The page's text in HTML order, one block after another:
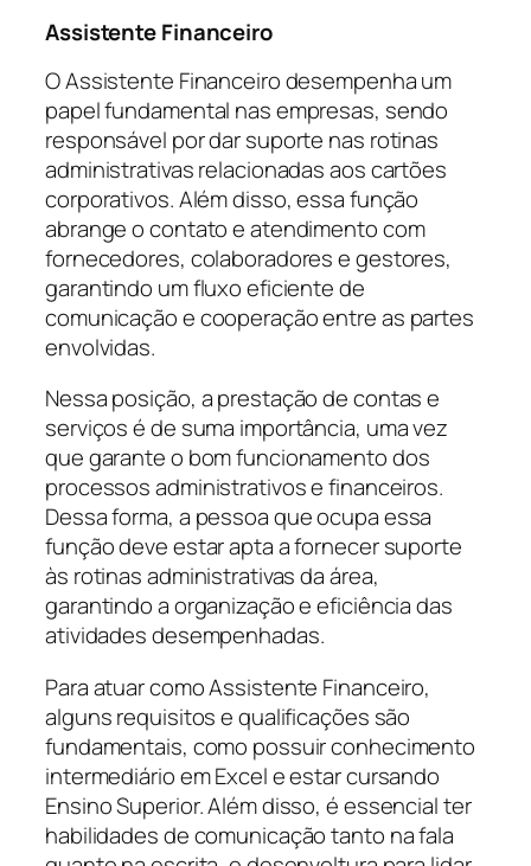
Assistente Financeiro
O Assistente Financeiro desempenha um
papel fundamental nas empresas, sendo
responsável por dar suporte nas rotinas
administrativas relacionadas aos cartões
corporativos. Além disso, essa função
abrange o contato e atendimento com
fornecedores, colaboradores e gestores,
garantindo um fluxo eficiente de
comunicação e cooperação entre as partes
envolvidas.
Nessa posição, a prestação de contas e
serviços é de suma importância, uma vez
que garante o bom funcionamento dos
processos administrativos e financeiros.
Dessa forma, a pessoa que ocupa essa
função deve estar apta a fornecer suporte
às rotinas administrativas da área,
garantindo a organização e eficiência das
atividades desempenhadas.
Para atuar como Assistente Financeiro,
alguns requisitos e qualificações são
fundamentais, como possuir conhecimento
intermediário em Excel e estar cursando
Ensino Superior. Além disso, é essencial ter
habilidades de comunicação tanto na fala